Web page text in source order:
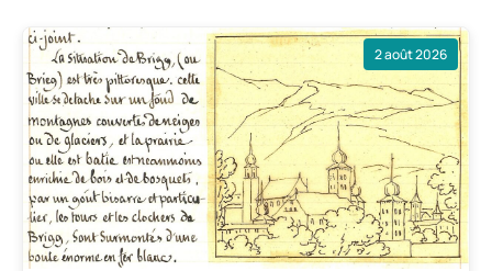
2 août 2026